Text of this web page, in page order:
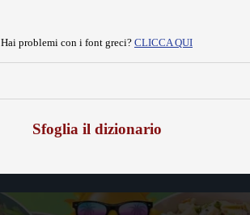
Hai problemi con i font greci? CLICCA QUI
Sfoglia il dizionario